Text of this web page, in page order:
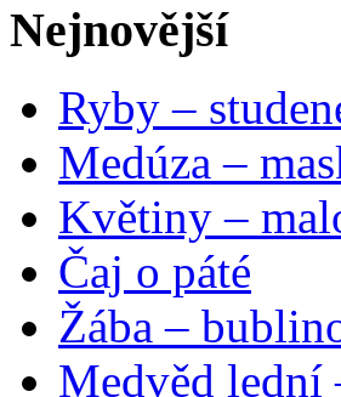
Nejnovější
Ryby –
Medúza –
Květiny –
Čaj o páté
Žába –
Medvěd lední